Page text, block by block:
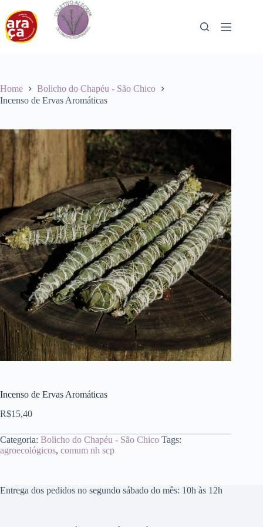
para
conteúdo
Home
Bolicho do Chapéu - São Chico
Incenso de Ervas Aromáticas
Incenso de Ervas Aromáticas
R$15,40
Categoria: Bolicho do Chapéu - São Chico Tags:
agroecológicos, comum nh scp
Entrega dos pedidos no segundo sábado do mês: 10h às 12h